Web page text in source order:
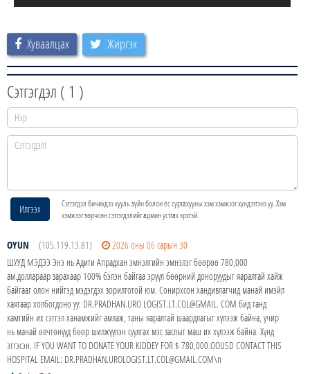
Хуваалцах Жиргэх
Сэтгэгдэл ( 1 )
Илгээх
Сэтгэгдэл бичихдээ хууль зүйн болон ёс суртахууны хэм хэмжээг хүндэтгэнэ үү. Хэм
хэмжээг зөрчсөн сэтгэгдэлийг админ устгах эрхтэй.
OYUN (105.119.13.81)
2026 оны 06 сарын 30
ШУУД МЭДЭЭ Энэ нь Адити Апрадхан эмнэлгийн эмнэлэг бөөрөө 780,000
ам.доллараар зарахаар 100% бэлэн байгаа эрүүл бөөрний доноруудыг яаралтай хайж
байгааг олон нийтэд мэдэгдэх зорилготой юм. Сонирхсон хандивлагчид манай имэйл
хаягаар холбогдоно уу: DR.PRADHAN.URO LOGIST.LT.COL@GMAIL. COM бид танд
хамгийн их сэтгэл ханамжийг амлаж, таны яаралтай шаардлагыг хүлээж байна, учир
нь манай өвчтөнүүд бөөр шилжүүлэн суулгах мэс заслыг маш их хүлээж байна. Хүнд
этгэсэн. IF YOU WANT TO DONATE YOUR KIDDEY FOR $ 780,000.OOUSD CONTACT THIS
HOSPITAL EMAIL: DR.PRADHAN.UROLOGIST.LT.COL@GMAIL.COM\n